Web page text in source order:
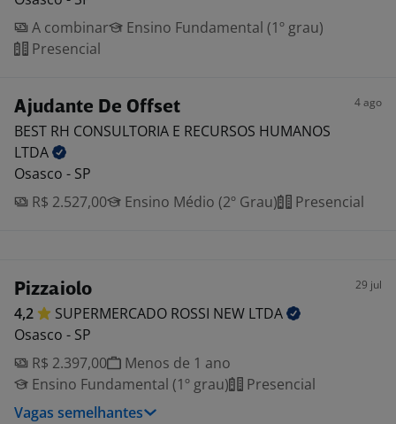
A combinar
Ensino Fundamental (1º grau)
Presencial
Ajudante De Offset 4 ago
BEST RH CONSULTORIA E RECURSOS HUMANOS
LTDA
Osasco - SP
R$ 2.527,00
Ensino Médio (2º Grau) Presencial
Pizzaiolo 29 jul
4,2 SUPERMERCADO ROSSI NEW LTDA
Osasco - SP
R$ 2.397,00
Menos de 1 ano
Ensino Fundamental (1º grau)
Presencial
Vagas semelhantes